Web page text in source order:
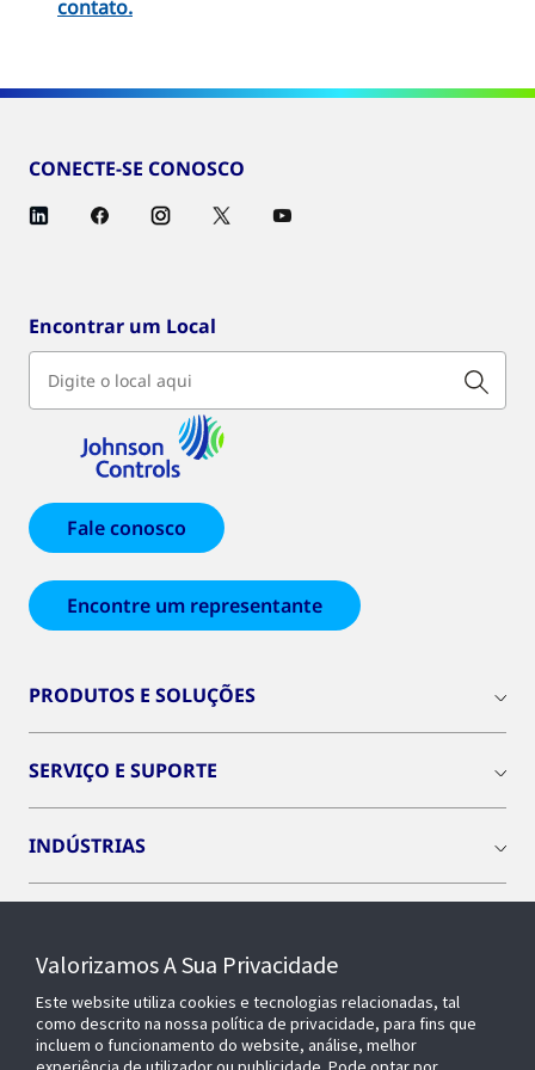
contato.
CONECTE-SE CONOSCO
Encontrar um Local
Fale conosco
Encontre um representante
PRODUTOS E SOLUÇÕES
SERVIÇO E SUPORTE
INDÚSTRIAS
SOBRE NÓS
Valorizamos A Sua Privacidade
Este website utiliza cookies e tecnologias relacionadas, tal
como descrito na nossa política de privacidade, para fins que
incluem o funcionamento do website, análise, melhor